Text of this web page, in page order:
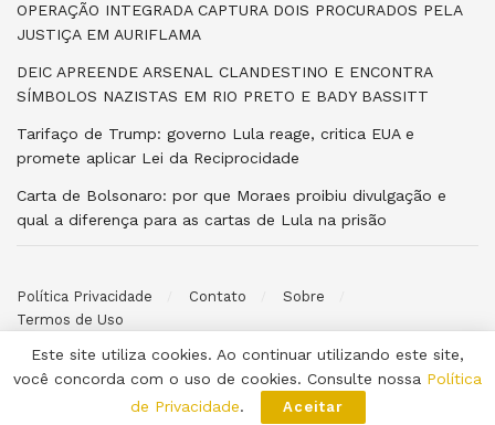
OPERAÇÃO INTEGRADA CAPTURA DOIS PROCURADOS PELA
JUSTIÇA EM AURIFLAMA
DEIC APREENDE ARSENAL CLANDESTINO E ENCONTRA
SÍMBOLOS NAZISTAS EM RIO PRETO E BADY BASSITT
Tarifaço de Trump: governo Lula reage, critica EUA e
promete aplicar Lei da Reciprocidade
Carta de Bolsonaro: por que Moraes proibiu divulgação e
qual a diferença para as cartas de Lula na prisão
Política Privacidade Contato
Sobre
Termos de Uso
© 2026 Poder ao Povo. Desenvolvido porHalysoh Macêdo. Todos
os direitos reservados.
Este site utiliza cookies. Ao continuar utilizando este site,
você concorda com o uso de cookies. Consulte nossa Política
de Privacidade. Aceitar